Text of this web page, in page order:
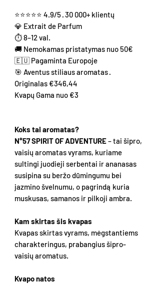
⭐⭐⭐⭐⭐ 4.9/5 · 30 000+ klientų
💎 Extrait de Parfum
⏱ 8–12 val.
🚚 Nemokamas pristatymas nuo 50€
🇪🇺 Pagaminta Europoje
🎯 Aventus stiliaus aromatas ·
Originalas €346,44
Kvapų Gama nuo €3
Koks tai aromatas?
N°57 SPIRIT OF ADVENTURE– tai šipro,
vaisių aromatas vyrams, kuriame
sultingi juodieji serbentai ir ananasas
susipina su beržo dūmingumu bei
jazmino švelnumu, o pagrindą kuria
muskusas, samanos ir pilkoji ambra.
Kam skirtas šis kvapas
Kvapas skirtas vyrams, mėgstantiems
charakteringus, prabangius šipro-
vaisių aromatus.
Kvapo natos